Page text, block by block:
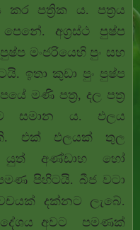
කර පත්‍රික ය. පත්‍රය
අග්‍රස්ථ පුෂ්ප
මංජරියෙහි පුං සහ
ඉතා කුඩා පුං පුෂ්ප
මණි පත්‍ර, දල පත්‍ර
සමාන ය. ඵලය
එක් ඵලයක් තුල
යුත් අණ්ඩාභ හෝ
පමණ පිහිටයි. බීජ වටා
දක්නට ලැබේ.
අවට පමණක්